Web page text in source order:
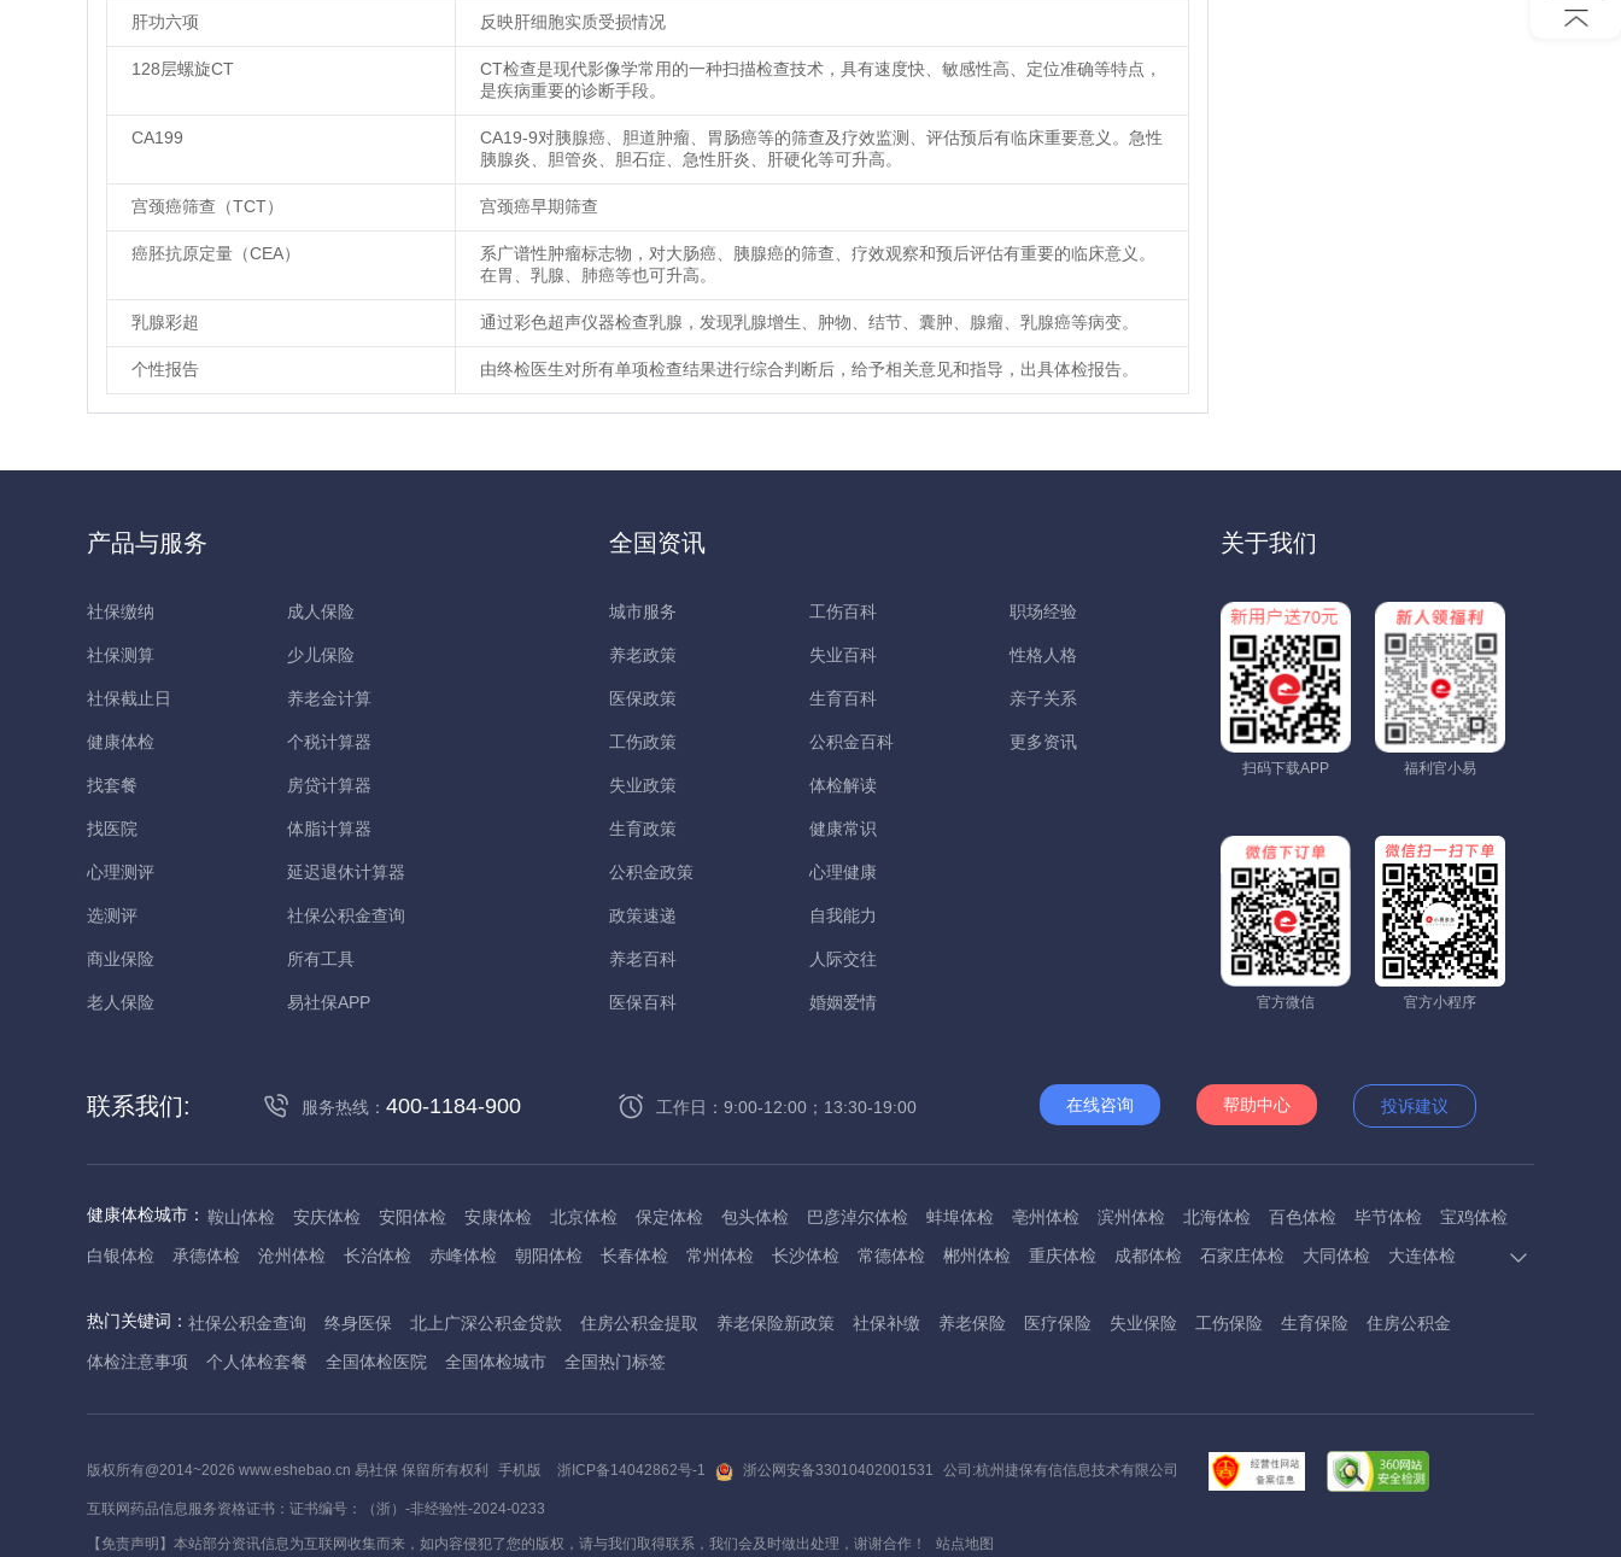
肝功六项 反映肝细胞实质受损情况
128层螺旋CT
CT检查是现代影像学常用的一种扫描检查技术，具有速度快、敏感性高、定位准确等特点，
是疾病重要的诊断手段。
CA199
CA19-9对胰腺癌、胆道肿瘤、胃肠癌等的筛查及疗效监测、评估预后有临床重要意义。急性
胰腺炎、胆管炎、胆石症、急性肝炎、肝硬化等可升高。
宫颈癌筛查（TCT） 宫颈癌早期筛查
癌胚抗原定量（CEA）
系广谱性肿瘤标志物，对大肠癌、胰腺癌的筛查、疗效观察和预后评估有重要的临床意义。
在胃、乳腺、肺癌等也可升高。
乳腺彩超 通过彩色超声仪器检查乳腺，发现乳腺增生、肿物、结节、囊肿、腺瘤、乳腺癌等病变。
个性报告 由终检医生对所有单项检查结果进行综合判断后，给予相关意见和指导，出具体检报告。
产品与服务
社保缴纳
社保测算
社保截止日
健康体检
找套餐
找医院
心理测评
选测评
商业保险
老人保险
成人保险
少儿保险
养老金计算
个税计算器
房贷计算器
体脂计算器
延迟退休计算器
社保公积金查询
所有工具
易社保APP
全国资讯
城市服务
养老政策
医保政策
工伤政策
失业政策
生育政策
公积金政策
政策速递
养老百科
医保百科
工伤百科
失业百科
生育百科
公积金百科
体检解读
健康常识
心理健康
自我能力
人际交往
婚姻爱情
职场经验
性格人格
亲子关系
更多资讯
关于我们
扫码下载APP 福利官小易
官方微信 官方小程序
联系我们: 服务热线： 400-1184-900 工作日：9:00-12:00；13:30-19:00 在线咨询 帮助中心 投诉建议
健康体检城市： 鞍山体检 安庆体检 安阳体检 安康体检 北京体检 保定体检 包头体检 巴彦淖尔体检 蚌埠体检 亳州体检 滨州体检 北海体检 百色体检 毕节体检
宝鸡体检
白银体检
承德体检 沧州体检 长治体检 赤峰体检 朝阳体检 长春体检 常州体检 长沙体检 常德体检 郴州体检 重庆体检 成都体检 石家庄体检 大同体检
大连体检
抚州体检
佛山体检 防城港体检 赣州体检 广州体检 桂林体检 贵港体检 广元体检 贵阳体检 红河体检 邯郸体检 衡水体检 呼和浩特体检 呼伦贝尔体检
葫芦岛体检
哈尔滨体检
淮安体检 杭州体检 湖州体检 合肥体检 淮南体检 淮北体检
河池体检
海口体检 汉中体检 晋城体检 晋中体检 锦州体检 吉林体检 齐齐哈尔体检 鸡西体检 嘉兴体检 金华体检 景德镇体检 九江体检 吉安体检 济南体检
济宁体检
辽阳体检 连云港体检 丽水体检
来宾体检 陇南体检 牡丹江体检
马鞍山体检
热门关键词： 社保公积金查询 终身医保 北上广深公积金贷款 住房公积金提取 养老保险新政策 社保补缴 养老保险 医疗保险 失业保险 工伤保险 生育保险
住房公积金
体检注意事项
个人体检套餐 全国体检医院 全国体检城市 全国热门标签
版权所有@2014~2026 www.eshebao.cn 易社保 保留所有权利 手机版 浙ICP备14042862号-1 浙公网安备33010402001531 公司:杭州捷保有信信息技术有限公司
互联网药品信息服务资格证书：证书编号：（浙）-非经验性-2024-0233
【免责声明】本站部分资讯信息为互联网收集而来，如内容侵犯了您的版权，请与我们取得联系，我们会及时做出处理，谢谢合作！ 站点地图